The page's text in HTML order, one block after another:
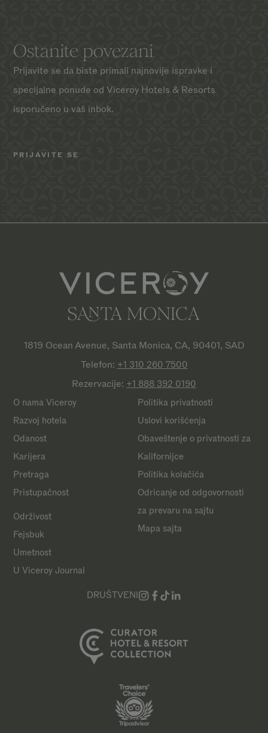
Ostanite povezani
Prijavite se da biste primali najnovije ispravke i
specijalne ponude od Viceroy Hotels & Resorts
isporučeno u vaš inbok.
1819 Ocean Avenue, Santa Monica, CA, 90401, SAD
Telefon: +1 310 260 7500
Rezervacije: +1 888 392 0190
O nama Viceroy
Razvoj hotela
Odanost
Karijera
Pretraga
Pristupačnost
Politika privatnosti
Uslovi korišćenja
Obaveštenje o privatnosti za
Kalifornijce
Politika kolačića
Odricanje od odgovornosti
za prevaru na sajtu
Mapa sajta
Održivost
Fejsbuk
Umetnost
U Viceroy Journal
DRUŠTVENI